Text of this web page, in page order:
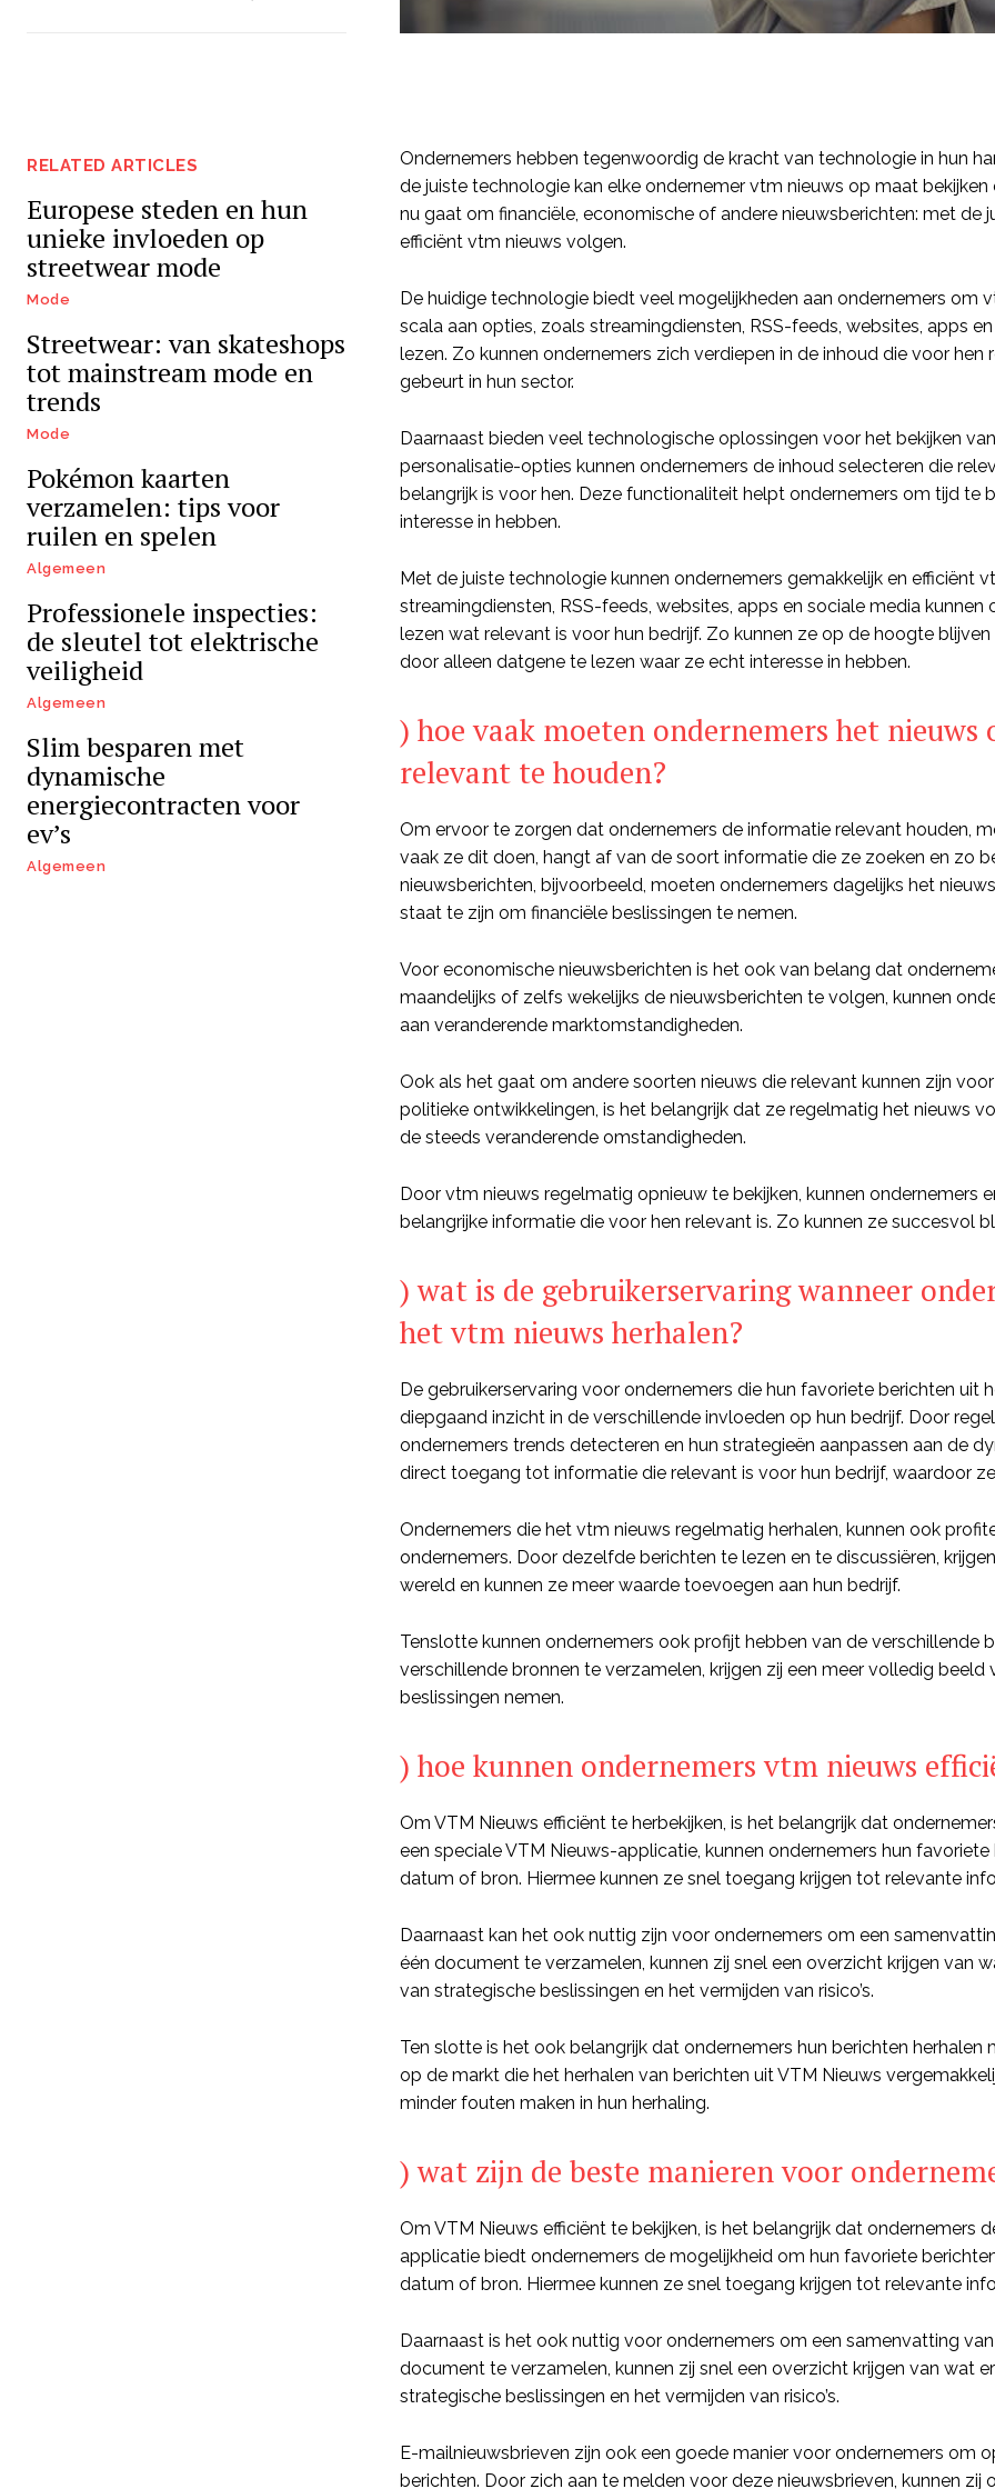
RELATED ARTICLES
Europese steden en hun
unieke invloeden op
streetwear mode
Mode
Streetwear: van skateshops
tot mainstream mode en
trends
Mode
Pokémon kaarten
verzamelen: tips voor
ruilen en spelen
Algemeen
Professionele inspecties:
de sleutel tot elektrische
veiligheid
Algemeen
Slim besparen met
dynamische
energiecontracten voor
ev’s
Algemeen
Ondernemers hebben tegenwoordig de kracht van technologie in hun
de juiste technologie kan elke ondernemer vtm nieuws op maat
nu gaat om financiële, economische of andere nieuwsberichten: met de
efficiënt vtm nieuws volgen.
De huidige technologie biedt veel mogelijkheden aan ondernemers om
scala aan opties, zoals streamingdiensten, RSS-feeds, websites, apps
lezen. Zo kunnen ondernemers zich verdiepen in de inhoud die voor
gebeurt in hun sector.
Daarnaast bieden veel technologische oplossingen voor het bekijken
personalisatie-opties kunnen ondernemers de inhoud selecteren die
belangrijk is voor hen. Deze functionaliteit helpt ondernemers om tijd
interesse in hebben.
Met de juiste technologie kunnen ondernemers gemakkelijk en efficiënt
streamingdiensten, RSS-feeds, websites, apps en sociale media
lezen wat relevant is voor hun bedrijf. Zo kunnen ze op de hoogte
door alleen datgene te lezen waar ze echt interesse in hebben.
) hoe vaak moeten ondernemers het
relevant te houden?
Om ervoor te zorgen dat ondernemers de informatie relevant houden,
vaak ze dit doen, hangt af van de soort informatie die ze zoeken en zo
nieuwsberichten, bijvoorbeeld, moeten ondernemers dagelijks het
staat te zijn om financiële beslissingen te nemen.
Voor economische nieuwsberichten is het ook van belang dat
maandelijks of zelfs wekelijks de nieuwsberichten te volgen, kunnen
aan veranderende marktomstandigheden.
Ook als het gaat om andere soorten nieuws die relevant kunnen zijn
politieke ontwikkelingen, is het belangrijk dat ze regelmatig het nieuws
de steeds veranderende omstandigheden.
Door vtm nieuws regelmatig opnieuw te bekijken, kunnen
belangrijke informatie die voor hen relevant is. Zo kunnen ze succesvol
) wat is de gebruikerservaring wanneer
het vtm nieuws herhalen?
De gebruikerservaring voor ondernemers die hun favoriete berichten uit
diepgaand inzicht in de verschillende invloeden op hun bedrijf. Door
ondernemers trends detecteren en hun strategieën aanpassen aan de
direct toegang tot informatie die relevant is voor hun bedrijf, waardoor
Ondernemers die het vtm nieuws regelmatig herhalen, kunnen ook
ondernemers. Door dezelfde berichten te lezen en te discussiëren,
wereld en kunnen ze meer waarde toevoegen aan hun bedrijf.
Tenslotte kunnen ondernemers ook profijt hebben van de verschillende
verschillende bronnen te verzamelen, krijgen zij een meer volledig
beslissingen nemen.
) hoe kunnen ondernemers vtm nieuws
Om VTM Nieuws efficiënt te herbekijken, is het belangrijk dat
een speciale VTM Nieuws-applicatie, kunnen ondernemers hun
datum of bron. Hiermee kunnen ze snel toegang krijgen tot relevante
Daarnaast kan het ook nuttig zijn voor ondernemers om een
één document te verzamelen, kunnen zij snel een overzicht krijgen van
van strategische beslissingen en het vermijden van risico’s.
Ten slotte is het ook belangrijk dat ondernemers hun berichten
op de markt die het herhalen van berichten uit VTM Nieuws
minder fouten maken in hun herhaling.
) wat zijn de beste manieren voor
Om VTM Nieuws efficiënt te bekijken, is het belangrijk dat ondernemers
applicatie biedt ondernemers de mogelijkheid om hun favoriete
datum of bron. Hiermee kunnen ze snel toegang krijgen tot relevante
Daarnaast is het ook nuttig voor ondernemers om een samenvatting
document te verzamelen, kunnen zij snel een overzicht krijgen van wat
strategische beslissingen en het vermijden van risico’s.
E-mailnieuwsbrieven zijn ook een goede manier voor ondernemers om
berichten. Door zich aan te melden voor deze nieuwsbrieven, kunnen